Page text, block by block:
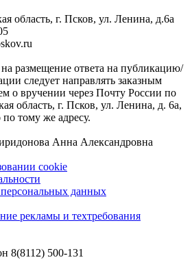
область, г. Псков, ул. Ленина, д.6а
размещение ответа на публикацию/
следует направлять заказным
о вручении через Почту России по
область, г. Псков, ул. Ленина, д. 6а,
тому же адресу.
Анна Александровна
cookie
данных
рекламы и техтребования
8(8112) 500-131